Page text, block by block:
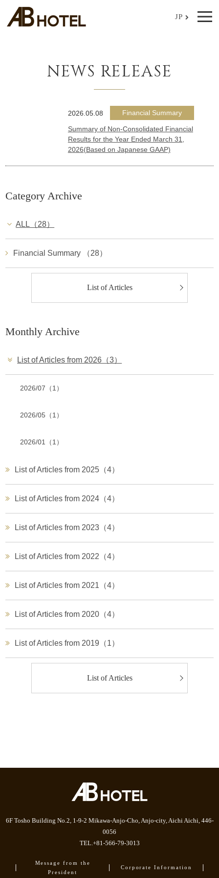
JP
NEWS RELEASE
2026.05.08 Financial Summary
Summary of Non-Consolidated Financial
Results for the Year Ended March 31,
2026(Based on Japanese GAAP)
Category Archive
ALL（28）
Financial Summary （28）
List of Articles
Monthly Archive
List of Articles from 2026（3）
2026/07（1）
2026/05（1）
2026/01（1）
List of Articles from 2025（4）
List of Articles from 2024（4）
List of Articles from 2023（4）
List of Articles from 2022（4）
List of Articles from 2021（4）
List of Articles from 2020（4）
List of Articles from 2019（1）
List of Articles
6F Tosho Building No.2, 1-9-2 Mikawa-Anjo-Cho, Anjo-city, Aichi Aichi, 446-
0056
TEL.+81-566-79-3013
Message from the
President
Corporate Information